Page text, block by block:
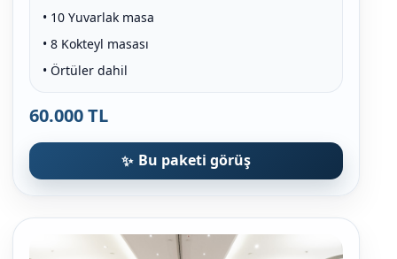
• 10 Yuvarlak masa
• 8 Kokteyl masası
• Örtüler dahil
60.000 TL
Bu paketi görüş